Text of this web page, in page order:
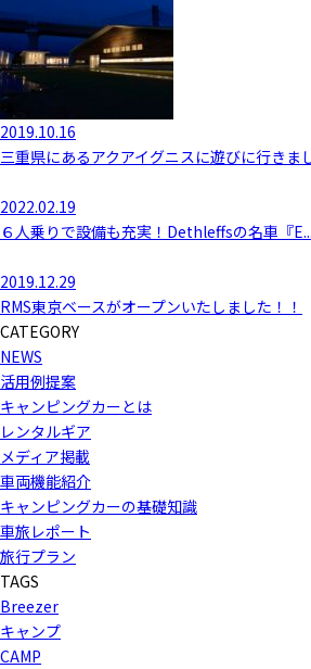
2019.10.16
三重県にあるアクアイグニスに遊びに行きま
2022.02.19
６人乗りで設備も充実！Dethleffsの名車『E...
2019.12.29
RMS東京ベースがオープンいたしました！！
CATEGORY
NEWS
活用例提案
キャンピングカーとは
レンタルギア
メディア掲載
車両機能紹介
キャンピングカーの基礎知識
車旅レポート
旅行プラン
TAGS
Breezer
キャンプ
CAMP